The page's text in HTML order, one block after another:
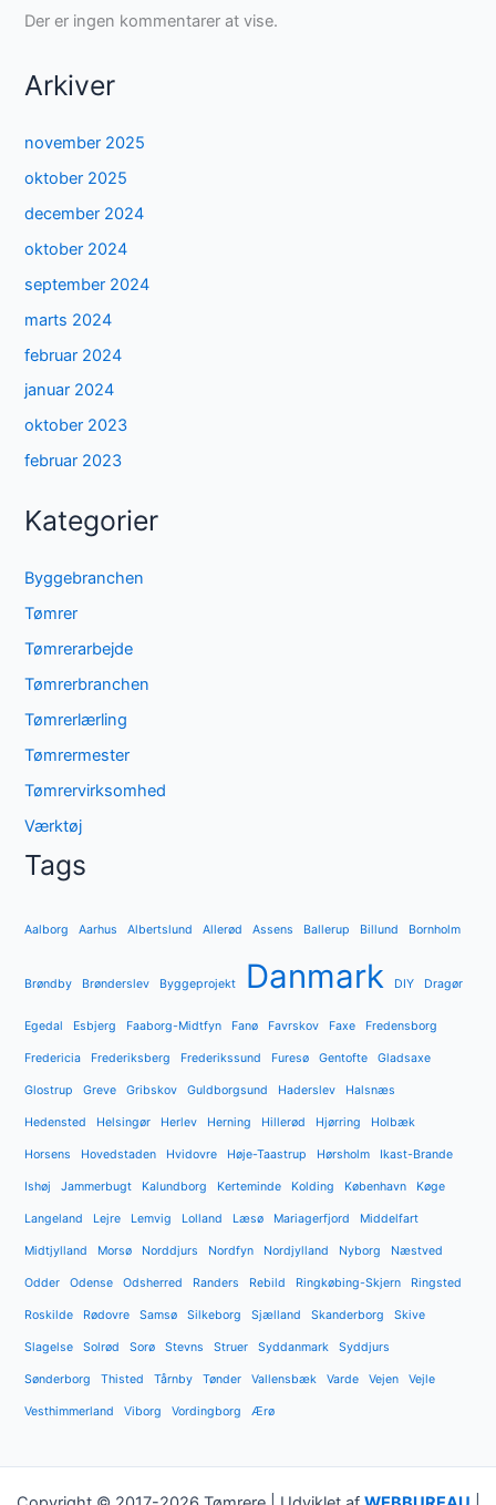
Der er ingen kommentarer at vise.
Arkiver
november 2025
oktober 2025
december 2024
oktober 2024
september 2024
marts 2024
februar 2024
januar 2024
oktober 2023
februar 2023
Kategorier
Byggebranchen
Tømrer
Tømrerarbejde
Tømrerbranchen
Tømrerlærling
Tømrermester
Tømrervirksomhed
Værktøj
Tags
Aalborg Aarhus Albertslund Allerød Assens Ballerup Billund Bornholm
Brøndby Brønderslev Byggeprojekt Danmark DIY Dragør
Egedal Esbjerg Faaborg-Midtfyn Fanø Favrskov Faxe Fredensborg
Fredericia Frederiksberg Frederikssund Furesø Gentofte Gladsaxe
Glostrup Greve Gribskov Guldborgsund Haderslev Halsnæs
Hedensted Helsingør Herlev Herning Hillerød Hjørring Holbæk
Horsens Hovedstaden Hvidovre Høje-Taastrup Hørsholm Ikast-Brande
Ishøj Jammerbugt Kalundborg Kerteminde Kolding København Køge
Langeland Lejre Lemvig Lolland Læsø Mariagerfjord Middelfart
Midtjylland Morsø Norddjurs Nordfyn Nordjylland Nyborg Næstved
Odder Odense Odsherred Randers Rebild Ringkøbing-Skjern Ringsted
Roskilde Rødovre Samsø Silkeborg Sjælland Skanderborg Skive
Slagelse Solrød Sorø Stevns Struer Syddanmark Syddjurs
Sønderborg Thisted Tårnby Tønder Vallensbæk Varde Vejen Vejle
Vesthimmerland Viborg Vordingborg Ærø